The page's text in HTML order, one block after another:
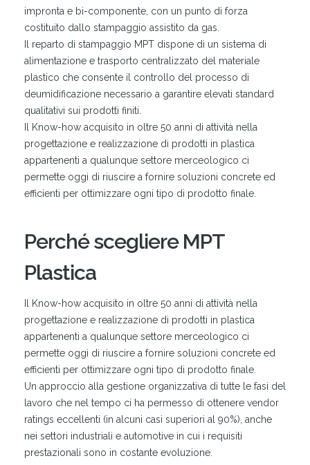
impronta e bi-componente, con un punto di forza
costituito dallo stampaggio assistito da gas.
Il reparto di stampaggio MPT dispone di un sistema di
alimentazione e trasporto centralizzato del materiale
plastico che consente il controllo del processo di
deumidificazione necessario a garantire elevati standard
qualitativi sui prodotti finiti.
Il Know-how acquisito in oltre 50 anni di attività nella
progettazione e realizzazione di prodotti in plastica
appartenenti a qualunque settore merceologico ci
permette oggi di riuscire a fornire soluzioni concrete ed
efficienti per ottimizzare ogni tipo di prodotto finale.
Perché scegliere MPT
Plastica
Il Know-how acquisito in oltre 50 anni di attività nella
progettazione e realizzazione di prodotti in plastica
appartenenti a qualunque settore merceologico ci
permette oggi di riuscire a fornire soluzioni concrete ed
efficienti per ottimizzare ogni tipo di prodotto finale.
Un approccio alla gestione organizzativa di tutte le fasi del
lavoro che nel tempo ci ha permesso di ottenere vendor
ratings eccellenti (in alcuni casi superiori al 90%), anche
nei settori industriali e automotive in cui i requisiti
prestazionali sono in costante evoluzione.